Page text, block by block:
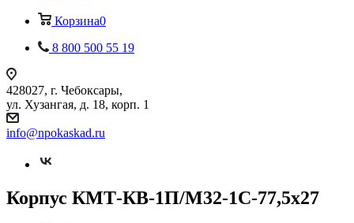
Корзина0
8 800 500 55 19
428027, г. Чебоксары,
ул. Хузангая, д. 18, корп. 1
info@npokaskad.ru
Корпус КМТ-КВ-1П/М32-1С-77,5х27